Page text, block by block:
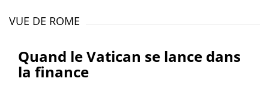
VUE DE ROME
Quand le Vatican se lance dans
la finance